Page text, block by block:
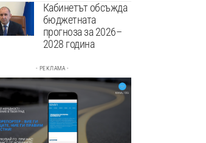
Кабинетът обсъжда
бюджетната
прогноза за 2026–
2028 година
- РЕКЛАМА -